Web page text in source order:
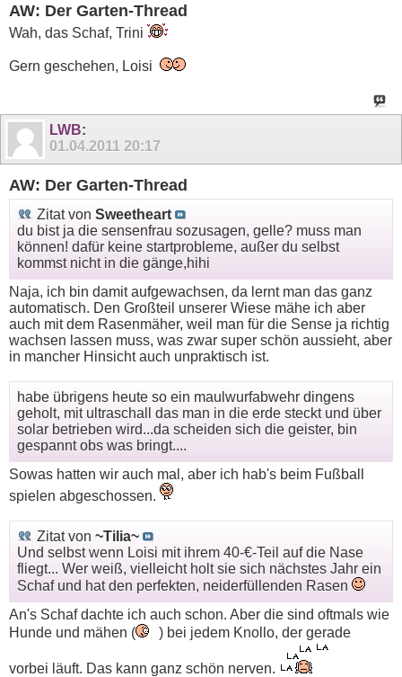
AW: Der Garten-Thread
Wah, das Schaf, Trini
Gern geschehen, Loisi
LWB:
01.04.2011 20:17
AW: Der Garten-Thread
Zitat von Sweetheart
du bist ja die sensenfrau sozusagen, gelle? muss man
können! dafür keine startprobleme, außer du selbst
kommst nicht in die gänge,hihi
Naja, ich bin damit aufgewachsen, da lernt man das ganz
automatisch. Den Großteil unserer Wiese mähe ich aber
auch mit dem Rasenmäher, weil man für die Sense ja richtig
wachsen lassen muss, was zwar super schön aussieht, aber
in mancher Hinsicht auch unpraktisch ist.
habe übrigens heute so ein maulwurfabwehr dingens
geholt, mit ultraschall das man in die erde steckt und über
solar betrieben wird...da scheiden sich die geister, bin
gespannt obs was bringt....
Sowas hatten wir auch mal, aber ich hab's beim Fußball
spielen abgeschossen.
Zitat von ~Tilia~
Und selbst wenn Loisi mit ihrem 40-€-Teil auf die Nase
fliegt... Wer weiß, vielleicht holt sie sich nächstes Jahr ein
Schaf und hat den perfekten, neiderfüllenden Rasen
An's Schaf dachte ich auch schon. Aber die sind oftmals wie
Hunde und mähen (
) bei jedem Knollo, der gerade
vorbei läuft. Das kann ganz schön nerven.